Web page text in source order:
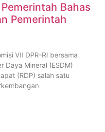
Bahas
Pemerintah
VII DPR-RI bersama
Daya Mineral (ESDM)
(RDP) salah satu